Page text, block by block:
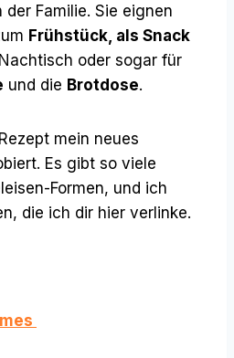
der Familie. Sie eignen
Frühstück, als Snack
oder sogar für
und die Brotdose.
mein neues
Es gibt so viele
Formen, und ich
die ich dir hier verlinke.